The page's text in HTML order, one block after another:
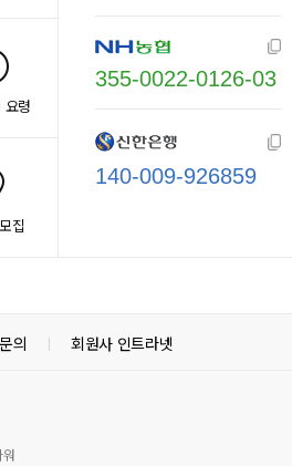
요령
집
355-0022-0126-03
140-009-926859
의 | 회원사 인트라넷